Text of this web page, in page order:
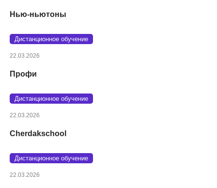
Нью-ньютоны
Дистанционное обучение
22.03.2026
Профи
Дистанционное обучение
22.03.2026
Cherdakschool
Дистанционное обучение
22.03.2026